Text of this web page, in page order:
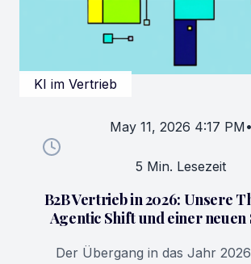
KI im Vertrieb
May 11, 2026 4:17 PM•
5 Min. Lesezeit
B2B Vertrieb in 2026: Unsere
Agentic Shift und einer neuen
Der Übergang in das Jahr